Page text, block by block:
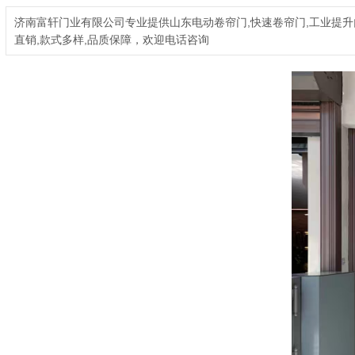
济南富轩门业有限公司专业提供山东电动卷帘门,快速卷帘门,工业提
直销,款式多样,品质保障，欢迎电话咨询